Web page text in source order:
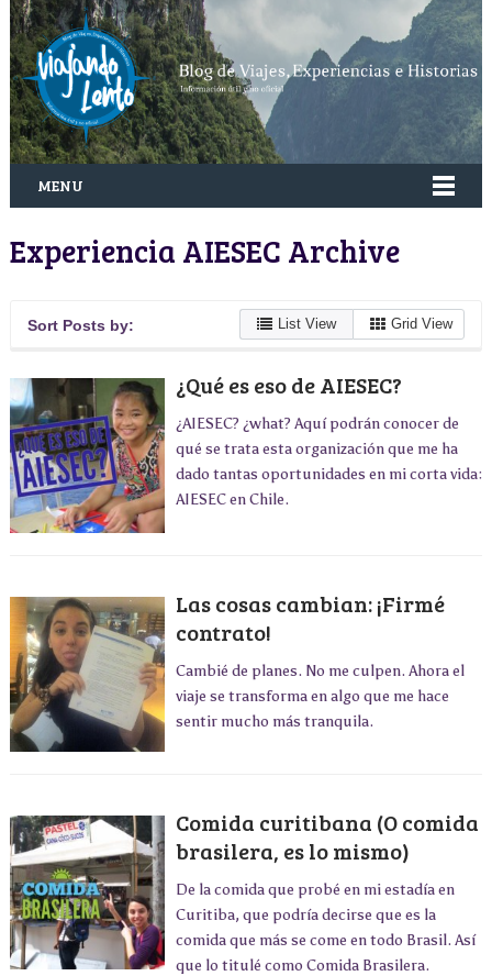
MENU
Experiencia AIESEC Archive
Sort Posts by: List View Grid View
¿Qué es eso de AIESEC?
¿AIESEC? ¿what? Aquí podrán conocer de
qué se trata esta organización que me ha
dado tantas oportunidades en mi corta vida:
AIESEC en Chile.
Las cosas cambian: ¡Firmé
contrato!
Cambié de planes. No me culpen. Ahora el
viaje se transforma en algo que me hace
sentir mucho más tranquila.
Comida curitibana (O comida
brasilera, es lo mismo)
De la comida que probé en mi estadía en
Curitiba, que podría decirse que es la
comida que más se come en todo Brasil. Así
que lo titulé como Comida Brasilera.